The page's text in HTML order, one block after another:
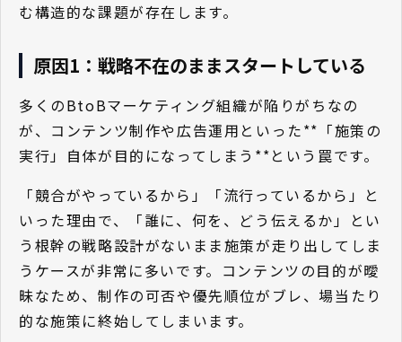
む構造的な課題が存在します。
原因1：戦略不在のままスタートしている
多くのBtoBマーケティング組織が陥りがちなの
が、コンテンツ制作や広告運用といった**「施策の
実行」自体が目的になってしまう**という罠です。
「競合がやっているから」「流行っているから」と
いった理由で、「誰に、何を、どう伝えるか」とい
う根幹の戦略設計がないまま施策が走り出してしま
うケースが非常に多いです。コンテンツの目的が曖
昧なため、制作の可否や優先順位がブレ、場当たり
的な施策に終始してしまいます。